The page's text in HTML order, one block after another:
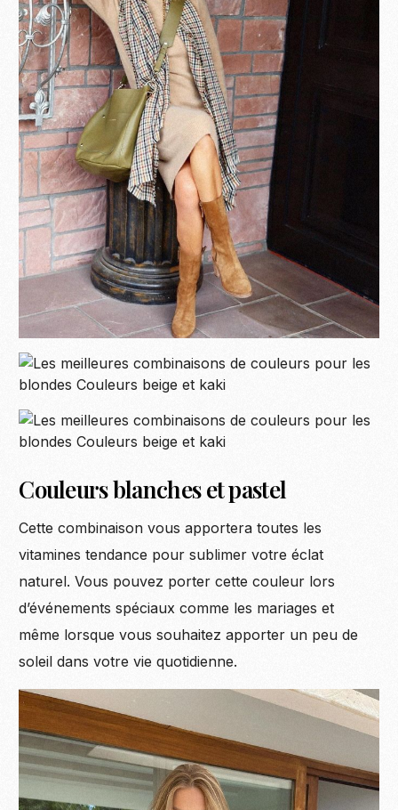
Couleurs blanches et pastel
Cette combinaison vous apportera toutes les
vitamines tendance pour sublimer votre éclat
naturel. Vous pouvez porter cette couleur lors
d’événements spéciaux comme les mariages et
même lorsque vous souhaitez apporter un peu de
soleil dans votre vie quotidienne.